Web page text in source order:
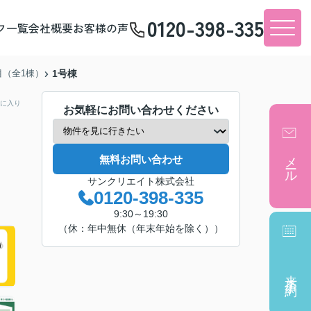
一覧会社概要お客様の声 0120-398-335
全1棟） 1号棟
入り
お気軽にお問い合わせください
無料お問い合わせ
サンクリエイト株式会社
0120-398-335
9:30～19:30
（休：年中無休（年末年始を除く））
メール